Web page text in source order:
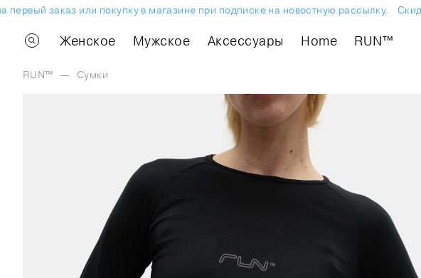
заказ или покупку в магазине при подписке на новостную рассылку. Скидка
Женское Мужское Аксессуары Home RUN™
RUN™ — Сумки